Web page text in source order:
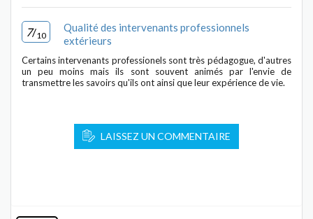
7/10
Qualité des intervenants professionnels
extérieurs
Certains intervenants professionels sont très pédagogue, d'autres
un peu moins mais ils sont souvent animés par l'envie de
transmettre les savoirs qu'ils ont ainsi que leur expérience de vie.
LAISSEZ UN COMMENTAIRE